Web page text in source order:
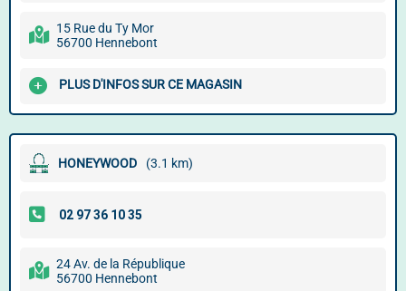
15 Rue du Ty Mor
56700 Hennebont
PLUS D'INFOS SUR CE MAGASIN
HONEYWOOD (3.1 km)
24 Av. de la République
56700 Hennebont